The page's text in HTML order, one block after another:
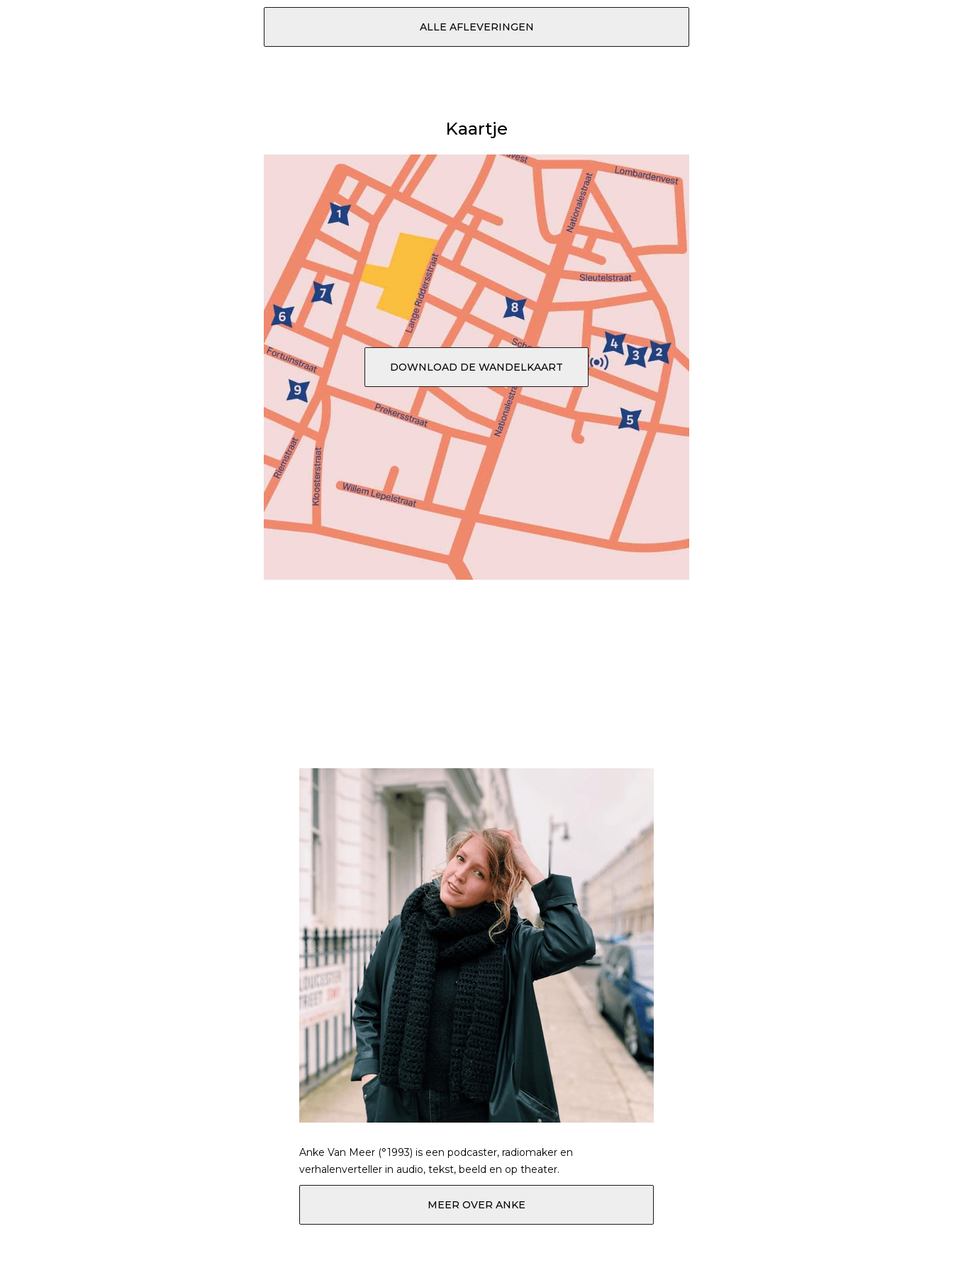
ALLE AFLEVERINGEN
Kaartje
DOWNLOAD DE WANDELKAART
Anke Van Meer (°1993) is een podcaster, radiomaker en
verhalenverteller in audio, tekst, beeld en op theater.
MEER OVER ANKE